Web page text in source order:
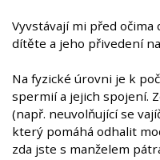
Vyvstávají mi před
dítěte a jeho přivedení
Na fyzické úrovni je k
spermií a jejich spojení.
(např. neuvolňující se
který pomáhá odhalit
zda jste s manželem